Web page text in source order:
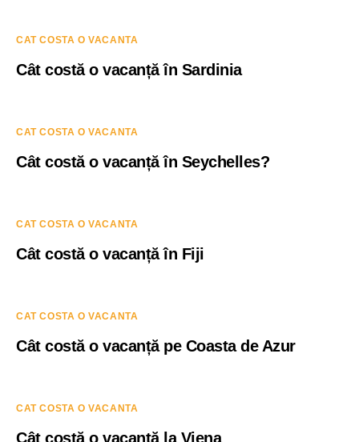
CAT COSTA O VACANTA
Cât costă o vacanță în Sardinia
CAT COSTA O VACANTA
Cât costă o vacanță în Seychelles?
CAT COSTA O VACANTA
Cât costă o vacanță în Fiji
CAT COSTA O VACANTA
Cât costă o vacanță pe Coasta de Azur
CAT COSTA O VACANTA
Cât costă o vacanță la Viena